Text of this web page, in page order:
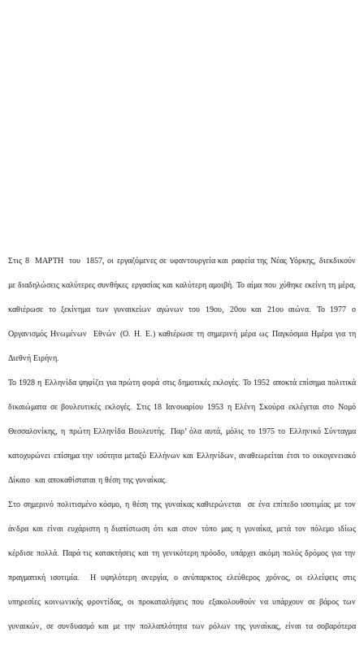
Στις 8 ΜΑΡΤΗ του 1857, οι εργαζόμενες σε υφαντουργεία και ραφεία της Νέας Υόρκης, διεκδικούν
με διαδηλώσεις καλύτερες συνθήκες εργασίας και καλύτερη αμοιβή. Το αίμα που χύθηκε εκείνη τη μέρα,
καθιέρωσε το ξεκίνημα των γυναικείων αγώνων του 19ου, 20ου και 21ου αιώνα. Το 1977 ο
Οργανισμός Ηνωμένων Εθνών (Ο. Η. Ε.) καθιέρωσε τη σημερινή μέρα ως Παγκόσμια Ημέρα για τη
Διεθνή Ειρήνη.
Το 1928 η Ελληνίδα ψηφίζει για πρώτη φορά στις δημοτικές εκλογές. Το 1952 αποκτά επίσημα πολιτικά
δικαιώματα σε βουλευτικές εκλογές. Στις 18 Ιανουαρίου 1953 η Ελένη Σκούρα εκλέγεται στο Νομό
Θεσσαλονίκης, η πρώτη Ελληνίδα Βουλευτής. Παρ’ όλα αυτά, μόλις το 1975 το Ελληνικό Σύνταγμα
κατοχυρώνει επίσημα την ισότητα μεταξύ Ελλήνων και Ελληνίδων, αναθεωρείται έτσι το οικογενειακό
Δίκαιο και αποκαθίσταται η θέση της γυναίκας.
Στο σημερινό πολιτισμένο κόσμο, η θέση της γυναίκας καθιερώνεται σε ένα επίπεδο ισοτιμίας με τον
άνδρα και είναι ευχάριστη η διαπίστωση ότι και στον τόπο μας η γυναίκα, μετά τον πόλεμο ιδίως
κέρδισε πολλά. Παρά τις κατακτήσεις και τη γενικότερη πρόοδο, υπάρχει ακόμη πολύς δρόμος για την
πραγματική ισοτιμία. Η υψηλότερη ανεργία, ο ανύπαρκτος ελεύθερος χρόνος, οι ελλείψεις στις
υπηρεσίες κοινωνικής φροντίδας, οι προκαταλήψεις που εξακολουθούν να υπάρχουν σε βάρος των
γυναικών, σε συνδυασμό και με την πολλαπλότητα των ρόλων της γυναίκας, είναι τα σοβαρότερα